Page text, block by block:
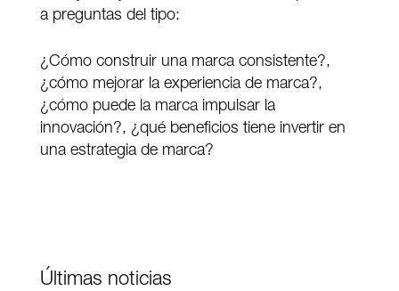
a preguntas del tipo:
¿Cómo construir una marca consistente?,
¿cómo mejorar la experiencia de marca?,
¿cómo puede la marca impulsar la
innovación?, ¿qué beneficios tiene invertir en
una estrategia de marca?
Últimas noticias